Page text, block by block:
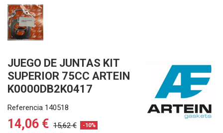
JUEGO DE JUNTAS KIT
SUPERIOR 75CC ARTEIN
K0000DB2K0417
Referencia 140518
14,06 € 15,62 € -10%